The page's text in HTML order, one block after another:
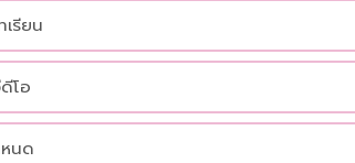
เรียน
โอ
นด